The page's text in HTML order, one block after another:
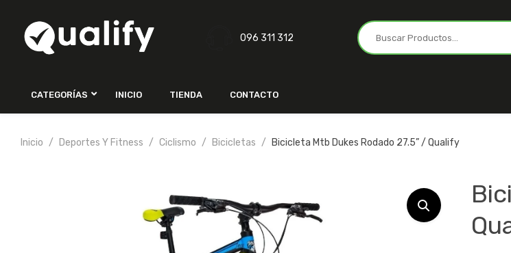
096 311 312
CATEGORÍAS INICIO TIENDA CONTACTO
Inicio Deportes Y Fitness Ciclismo Bicicletas Bicicleta Mtb Dukes Rodado 27.5” / Qualify